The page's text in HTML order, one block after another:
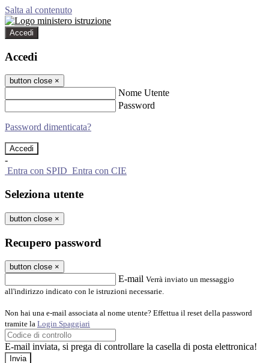
Salta al contenuto
Accedi
Accedi
button close ×
Nome Utente
Password
Password dimenticata?
-
Entra con SPID Entra con CIE
Seleziona utente
button close ×
Recupero password
button close ×
E-mail Verrà inviato un messaggio
all'indirizzo indicato con le istruzioni necessarie.
Non hai una e-mail associata al nome utente? Effettua il reset della password
tramite la Login Spaggiari
E-mail inviata, si prega di controllare la casella di posta elettronica!